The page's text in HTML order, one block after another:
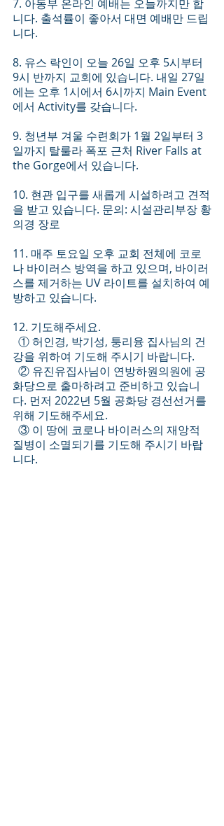
7. 아동부 온라인 예배는 오늘까지만 합
니다. 출석률이 좋아서 대면 예배만 드립
니다.
8. 유스 락인이 오늘 26일 오후 5시부터
9시 반까지 교회에 있습니다. 내일 27일
에는 오후 1시에서 6시까지 Main Event
에서 Activity를 갖습니다.
9. 청년부 겨울 수련회가 1월 2일부터 3
일까지 탈룰라 폭포 근처 River Falls at
the Gorge에서 있습니다.
10. 현관 입구를 새롭게 시설하려고 견적
을 받고 있습니다. 문의: 시설관리부장 황
의경 장로
11. 매주 토요일 오후 교회 전체에 코로
나 바이러스 방역을 하고 있으며, 바이러
스를 제거하는 UV 라이트를 설치하여 예
방하고 있습니다.
12. 기도해주세요.
강을 위하여 기도해 주시기 바랍니다.
화당으로 출마하려고 준비하고 있습니
다. 먼저 2022년 5월 공화당 경선선거를
위해 기도해주세요.
질병이 소멸되기를 기도해 주시기 바랍
니다.